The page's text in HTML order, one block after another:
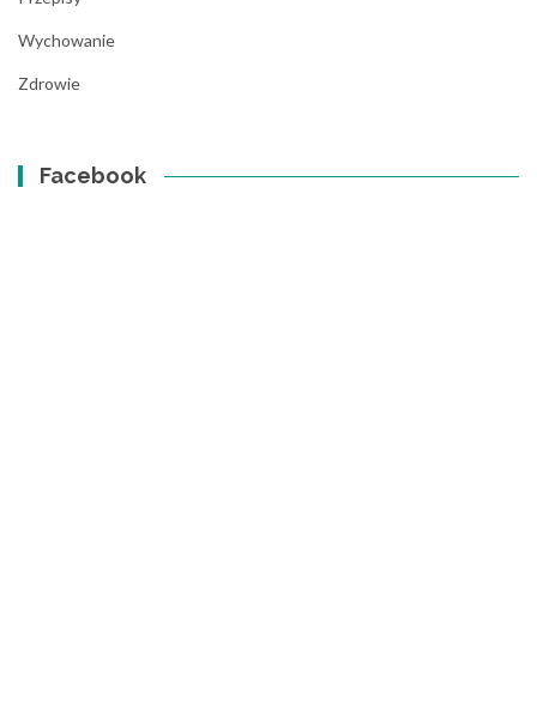
Wychowanie
Zdrowie
Facebook